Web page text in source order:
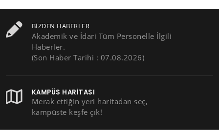
BIZDEN HABERLER
Akademik ve İdari Tüm Personelle İlgili
Haberler.
(Son Haber Tarihi : 07.08.2026)
KAMPÜS HARITASI
Merak ettiğin yeri haritadan seç,
kampüste keşfe çık!